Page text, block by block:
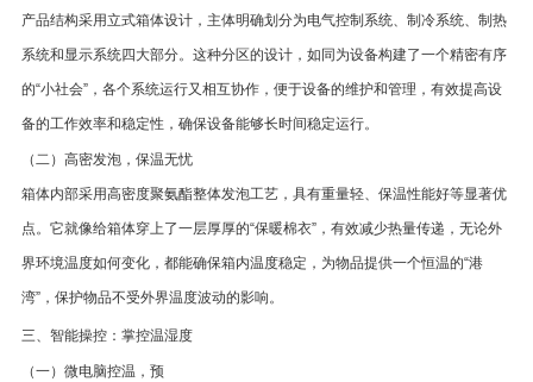
产品结构采用立式箱体设计，主体明确划分为电气控制系统、制冷系统、制热
系统和显示系统四大部分。这种分区的设计，如同为设备构建了一个精密有序
的“小社会”，各个系统运行又相互协作，便于设备的维护和管理，有效提高设
备的工作效率和稳定性，确保设备能够长时间稳定运行。
（二）高密发泡，保温无忧
箱体内部采用高密度聚氨酯整体发泡工艺，具有重量轻、保温性能好等显著优
点。它就像给箱体穿上了一层厚厚的“保暖棉衣”，有效减少热量传递，无论外
界环境温度如何变化，都能确保箱内温度稳定，为物品提供一个恒温的“港
湾”，保护物品不受外界温度波动的影响。
三、智能操控：掌控温湿度
（一）微电脑控温，预